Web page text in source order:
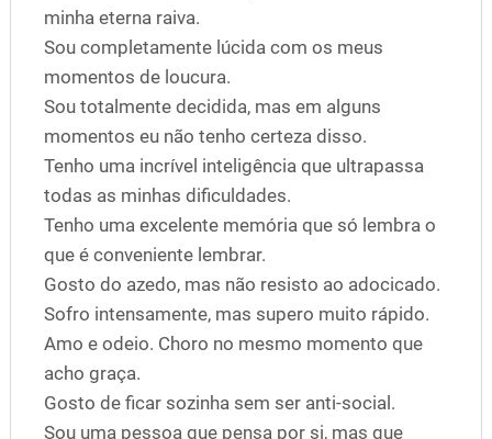
minha eterna raiva.
Sou completamente lúcida com os meus
momentos de loucura.
Sou totalmente decidida, mas em alguns
momentos eu não tenho certeza disso.
Tenho uma incrível inteligência que ultrapassa
todas as minhas dificuldades.
Tenho uma excelente memória que só lembra o
que é conveniente lembrar.
Gosto do azedo, mas não resisto ao adocicado.
Sofro intensamente, mas supero muito rápido.
Amo e odeio. Choro no mesmo momento que
acho graça.
Gosto de ficar sozinha sem ser anti-social.
Sou uma pessoa que pensa por si, mas que